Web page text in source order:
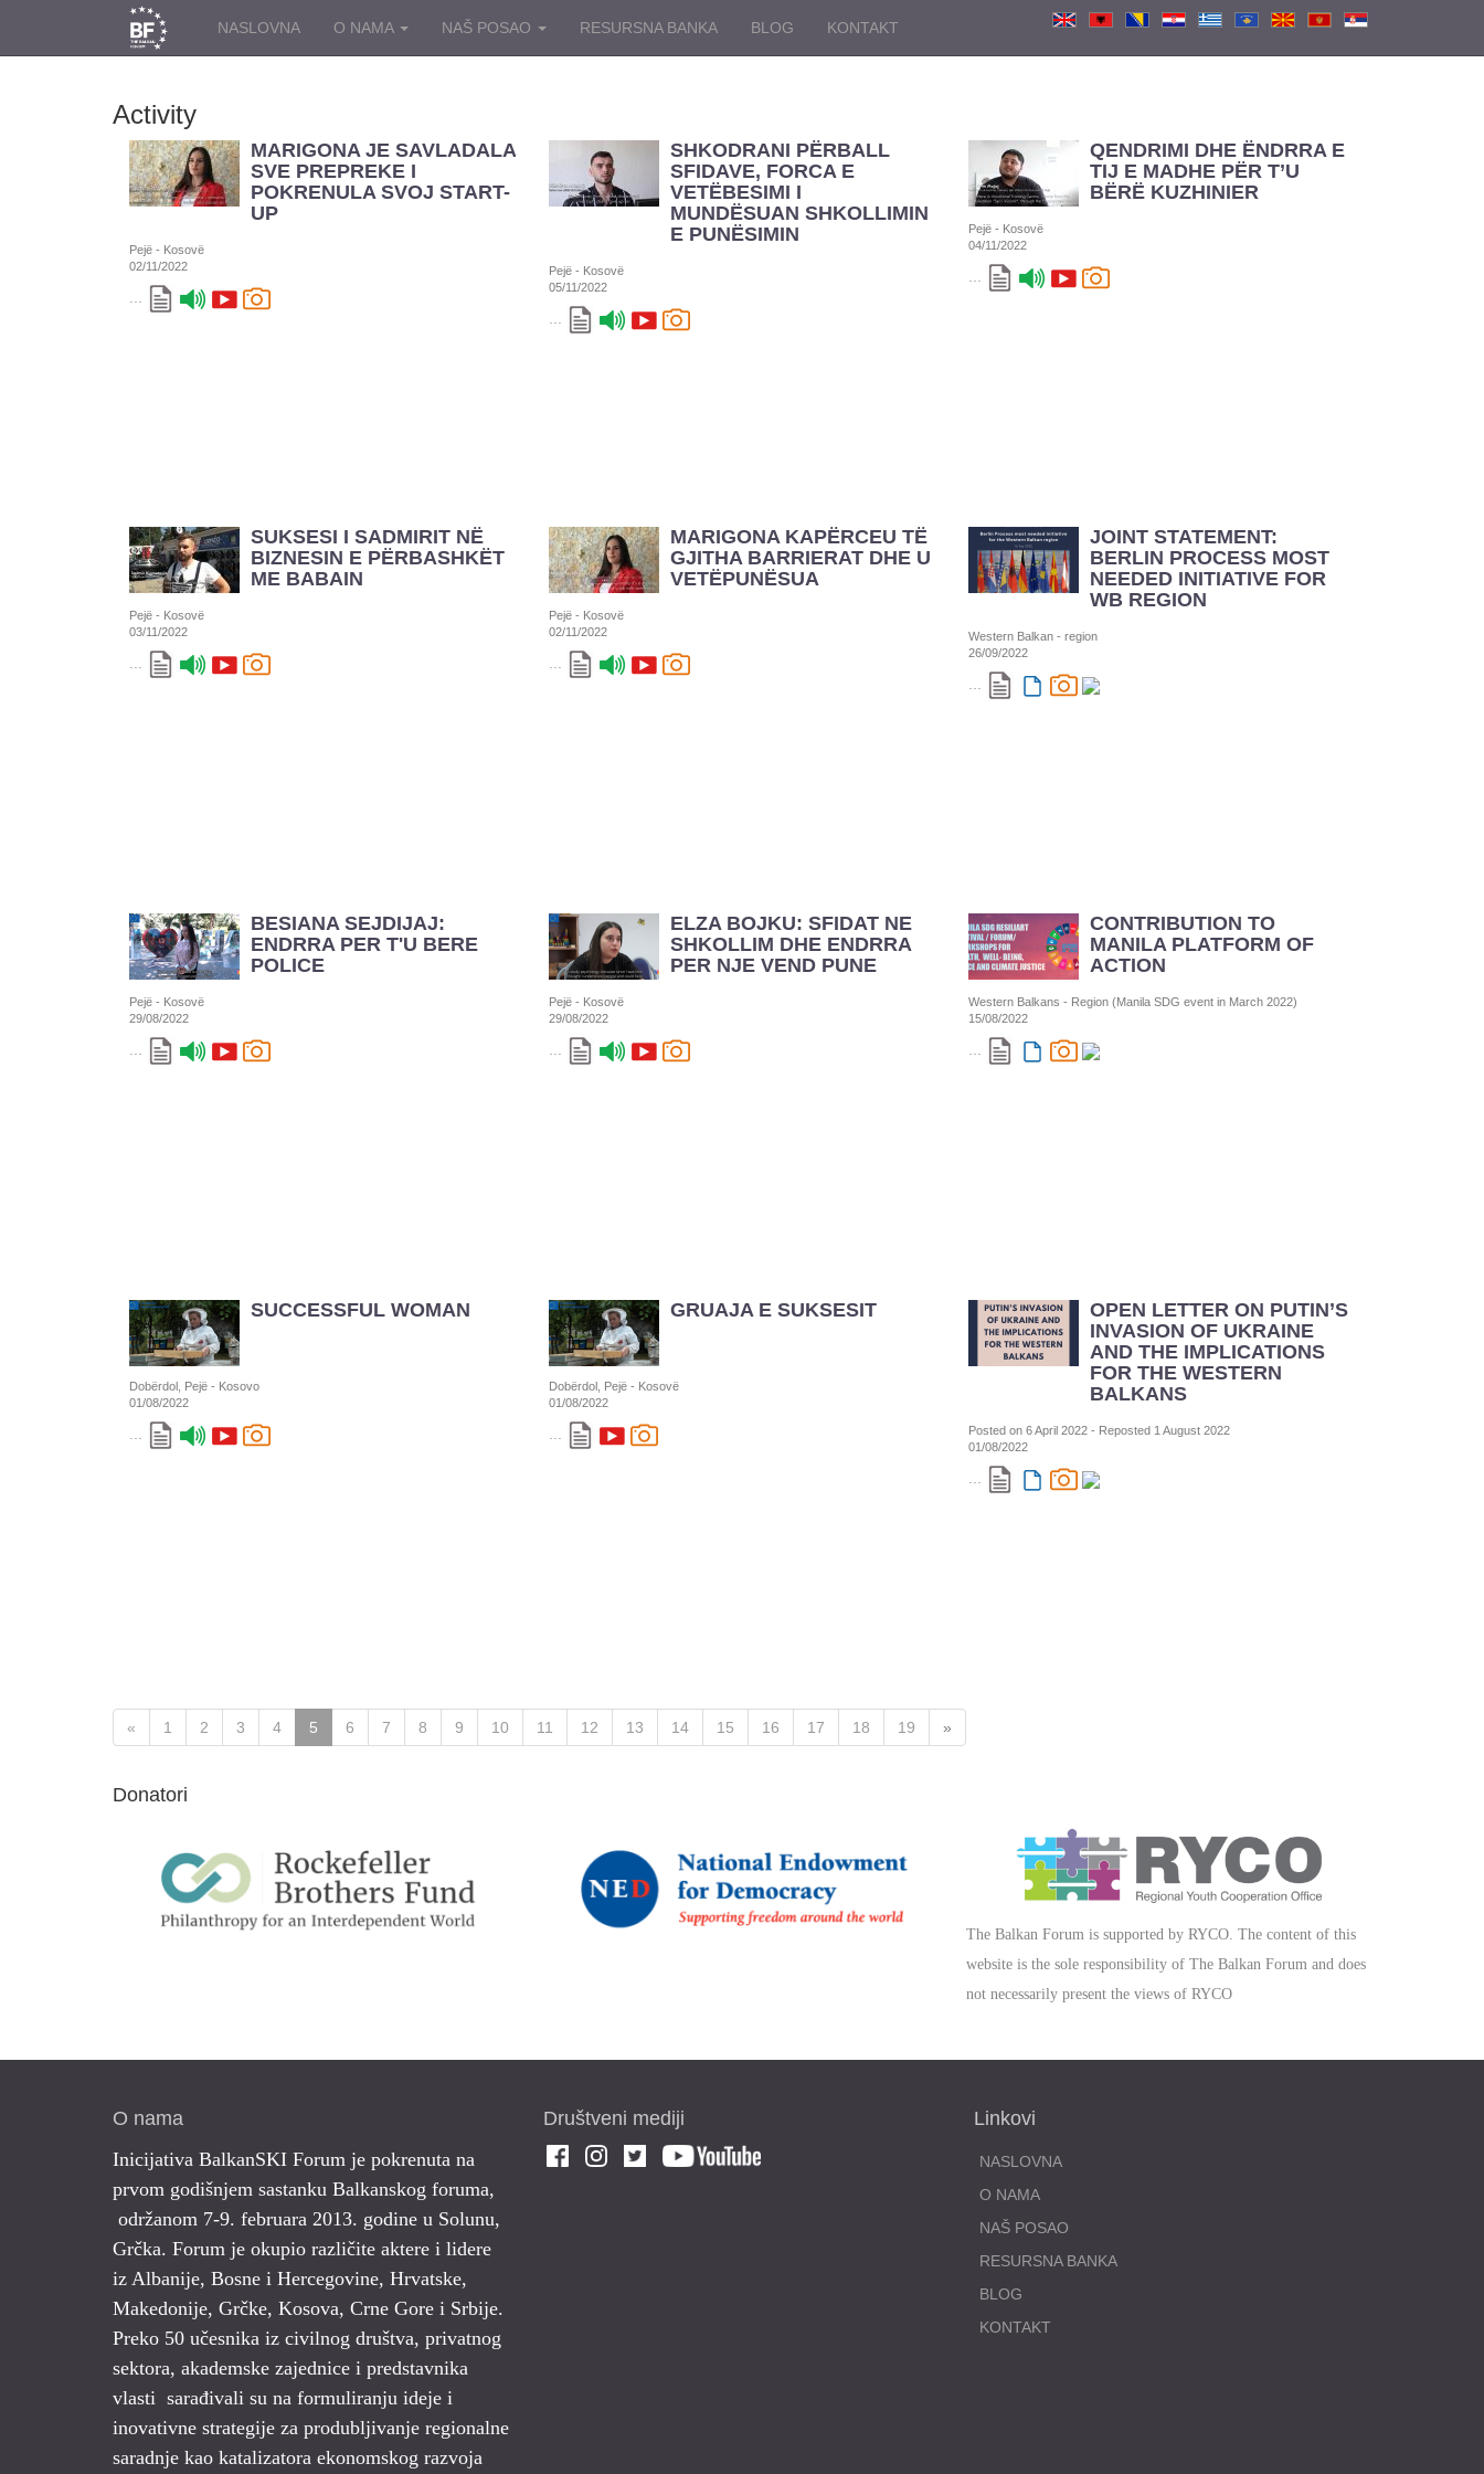
NASLOVNA O NAMA NAŠ POSAO RESURSNA BANKA BLOG KONTAKT
Activity
MARIGONA JE SAVLADALA
SVE PREPREKE I
POKRENULA SVOJ START-
UP
Pejë - Kosovë
02/11/2022
...
SHKODRANI PËRBALL
SFIDAVE, FORCA E
VETËBESIMI I
MUNDËSUAN SHKOLLIMIN
E PUNËSIMIN
Pejë - Kosovë
05/11/2022
...
QENDRIMI DHE ËNDRRA E
TIJ E MADHE PËR T’U
BËRË KUZHINIER
Pejë - Kosovë
04/11/2022
...
SUKSESI I SADMIRIT NË
BIZNESIN E PËRBASHKËT
ME BABAIN
Pejë - Kosovë
03/11/2022
...
MARIGONA KAPËRCEU TË
GJITHA BARRIERAT DHE U
VETËPUNËSUA
Pejë - Kosovë
02/11/2022
...
JOINT STATEMENT:
BERLIN PROCESS MOST
NEEDED INITIATIVE FOR
WB REGION
Western Balkan - region
26/09/2022
...
BESIANA SEJDIJAJ:
ENDRRA PER T'U BERE
POLICE
Pejë - Kosovë
29/08/2022
...
ELZA BOJKU: SFIDAT NE
SHKOLLIM DHE ENDRRA
PER NJE VEND PUNE
Pejë - Kosovë
29/08/2022
...
CONTRIBUTION TO
MANILA PLATFORM OF
ACTION
Western Balkans - Region (Manila SDG event in March 2022)
15/08/2022
...
SUCCESSFUL WOMAN
Dobërdol, Pejë - Kosovo
01/08/2022
...
GRUAJA E SUKSESIT
Dobërdol, Pejë - Kosovë
01/08/2022
...
OPEN LETTER ON PUTIN’S
INVASION OF UKRAINE
AND THE IMPLICATIONS
FOR THE WESTERN
BALKANS
Posted on 6 April 2022 - Reposted 1 August 2022
01/08/2022
...
« 1 2 3 4 5 6 7 8 9 10 11 12 13 14 15 16 17 18 19 »
Donatori
The Balkan Forum is supported by RYCO. The content of this
website is the sole responsibility of The Balkan Forum and does
not necessarily present the views of RYCO
O nama
Inicijativa BalkanSKI Forum je pokrenuta na
prvom godišnjem sastanku Balkanskog foruma,
održanom 7-9. februara 2013. godine u Solunu,
Grčka. Forum je okupio različite aktere i lidere
iz Albanije, Bosne i Hercegovine, Hrvatske,
Makedonije, Grčke, Kosova, Crne Gore i Srbije.
Preko 50 učesnika iz civilnog društva, privatnog
sektora, akademske zajednice i predstavnika
vlasti sarađivali su na formuliranju ideje i
inovativne strategije za produbljivanje regionalne
saradnje kao katalizatora ekonomskog razvoja
Društveni mediji Linkovi
NASLOVNA
O NAMA
NAŠ POSAO
RESURSNA BANKA
BLOG
KONTAKT